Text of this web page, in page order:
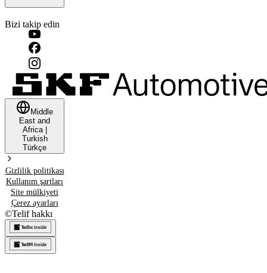
Bizi takip edin
Middle
East and
Africa|
Turkish
Türkçe
Gizlilik politikası
Kullanım şartları
Site mülkiyeti
Çerez ayarları
©Telif hakkı